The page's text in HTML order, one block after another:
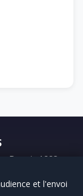
Depuis 1993
et l'envoi